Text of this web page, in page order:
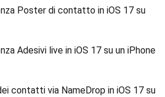
Poster di contatto in iOS 17 su
Adesivi live in iOS 17 su un iPhone
contatti via NameDrop in iOS 17 su